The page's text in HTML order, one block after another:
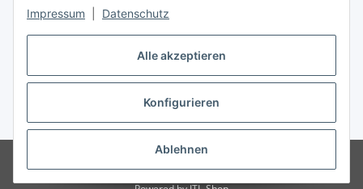
Alle akzeptieren
Konfigurieren
Ablehnen
Impressum Datenschutz
Vertrag widerrufen
* Alle Preise inkl. gesetzlicher USt., ** siehe Lieferbedingungen, zzgl.
Versand
Endkunden und Wiederverkäufer